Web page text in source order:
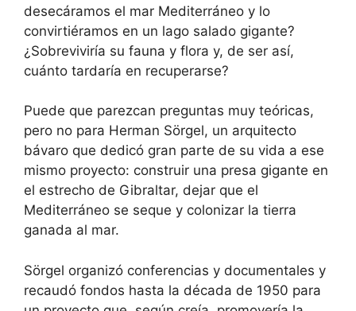
desecáramos el mar Mediterráneo y lo
convirtiéramos en un lago salado gigante?
¿Sobreviviría su fauna y flora y, de ser así,
cuánto tardaría en recuperarse?
Puede que parezcan preguntas muy teóricas,
pero no para Herman Sörgel, un arquitecto
bávaro que dedicó gran parte de su vida a ese
mismo proyecto: construir una presa gigante en
el estrecho de Gibraltar, dejar que el
Mediterráneo se seque y colonizar la tierra
ganada al mar.
Sörgel organizó conferencias y documentales y
recaudó fondos hasta la década de 1950 para